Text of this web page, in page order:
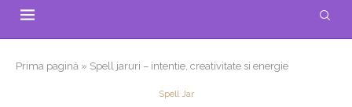
Prima pagină » Spell jaruri – intentie, creativitate si energie
Spell Jar